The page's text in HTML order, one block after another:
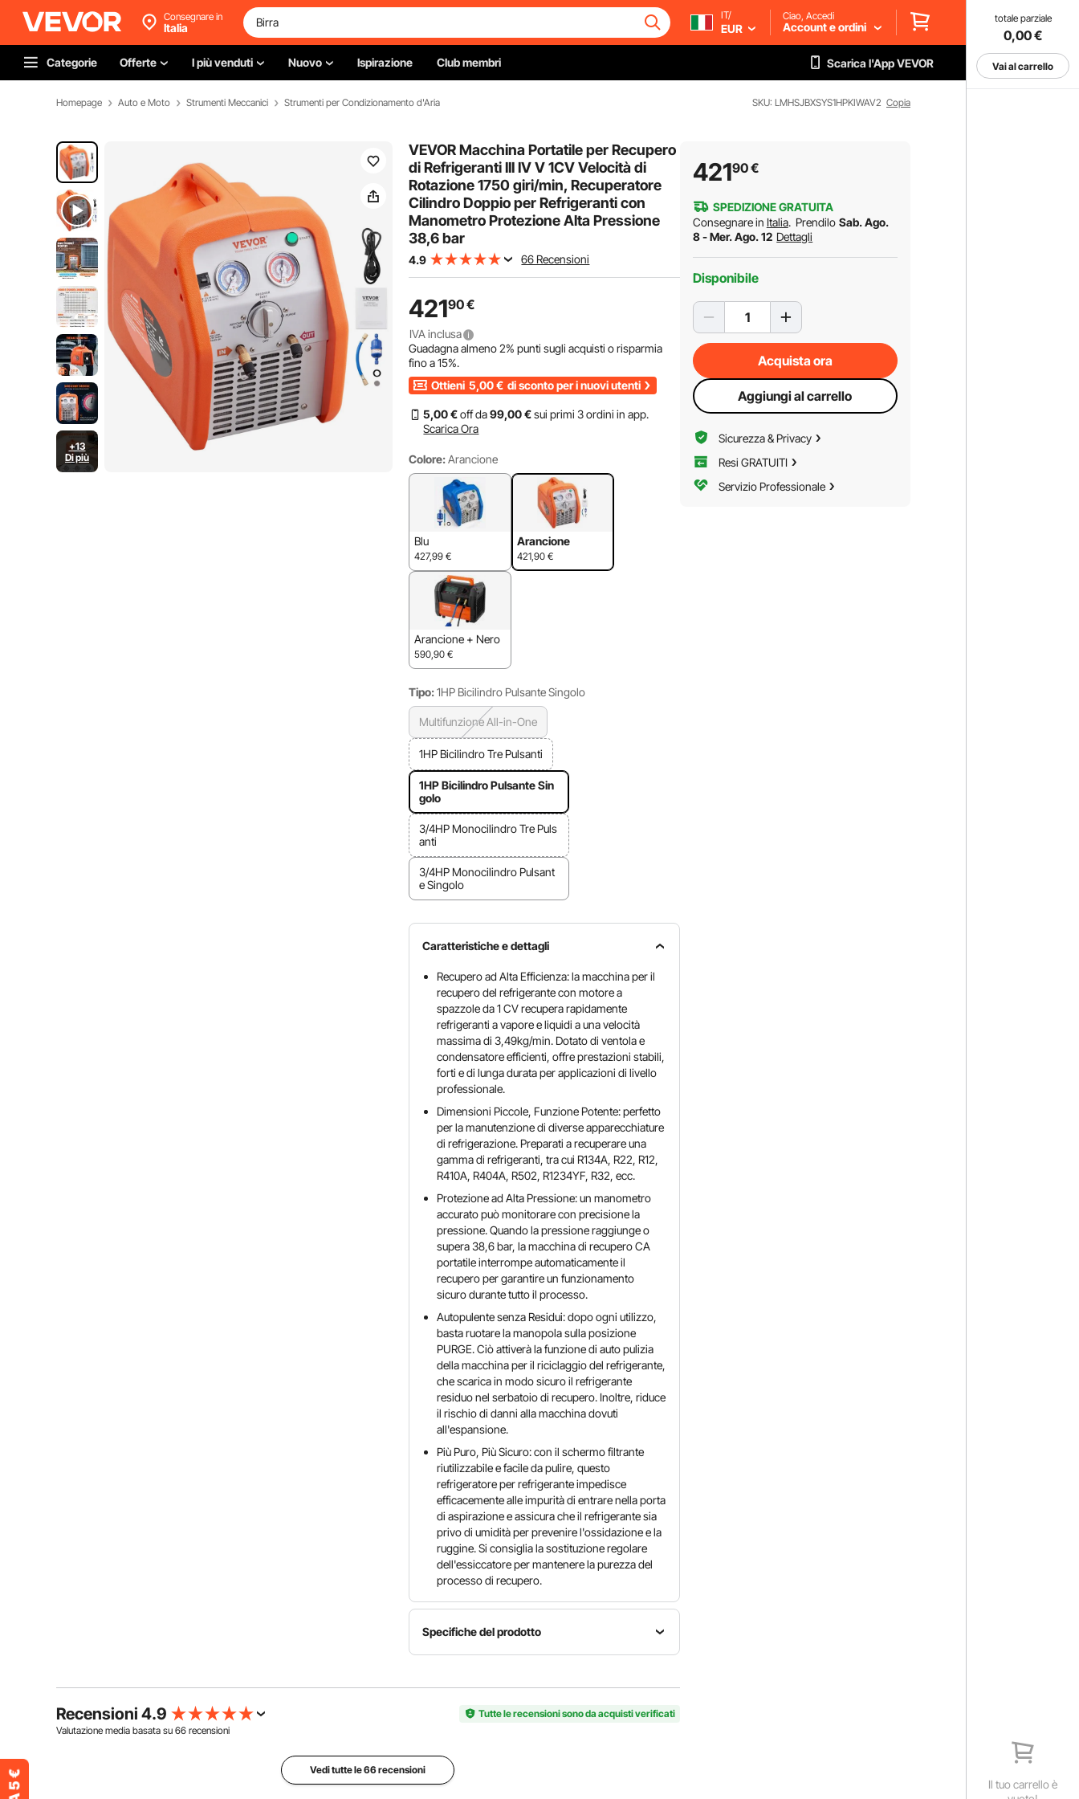
totale parziale
0,00€
Vai al carrello
Il tuo carrello è
Consegnare in
Italia
IT/
EUR
Ciao, Accedi
Account e ordini
Categorie Offerte I più venduti Nuovo Ispirazione Club membri Scarica l'App VEVOR
Homepage Auto e Moto Strumenti Meccanici Strumenti per Condizionamento d'Aria SKU: LMHSJBXSYS1HPKIWAV2 Copia
+13
Di più
VEVOR Macchina Portatile per Recupero
di Refrigeranti III IV V 1CV Velocità di
Rotazione 1750 giri/min, Recuperatore
Cilindro Doppio per Refrigeranti con
Manometro Protezione Alta Pressione
38,6 bar
4.9 66 Recensioni
42190€
IVA inclusa
Guadagna almeno2% punti sugli acquisti o risparmia
fino a15%.
Ottieni 5,00 € di sconto per i nuovi utenti
5,00 €off da99,00 €sui primi 3 ordini in app.
Scarica Ora
Colore: Arancione
Blu
427,99 €
Arancione
421,90 €
Arancione + Nero
590,90 €
Tipo: 1HP Bicilindro Pulsante Singolo
Multifunzione All-in-One
1HP Bicilindro Tre Pulsanti
1HP Bicilindro Pulsante Sin
golo
3/4HP Monocilindro Tre Puls
anti
3/4HP Monocilindro Pulsant
e Singolo
Caratteristiche e dettagli
Recupero ad Alta Efficienza: la macchina per il
recupero del refrigerante con motore a
spazzole da 1 CV recupera rapidamente
refrigeranti a vapore e liquidi a una velocità
massima di 3,49kg/min. Dotato di ventola e
condensatore efficienti, offre prestazioni stabili,
forti e di lunga durata per applicazioni di livello
professionale.
Dimensioni Piccole, Funzione Potente: perfetto
per la manutenzione di diverse apparecchiature
di refrigerazione. Preparati a recuperare una
gamma di refrigeranti, tra cui R134A, R22, R12,
R410A, R404A, R502, R1234YF, R32, ecc.
Protezione ad Alta Pressione: un manometro
accurato può monitorare con precisione la
pressione. Quando la pressione raggiunge o
supera 38,6 bar, la macchina di recupero CA
portatile interrompe automaticamente il
recupero per garantire un funzionamento
sicuro durante tutto il processo.
Autopulente senza Residui: dopo ogni utilizzo,
basta ruotare la manopola sulla posizione
PURGE. Ciò attiverà la funzione di auto pulizia
della macchina per il riciclaggio del refrigerante,
che scarica in modo sicuro il refrigerante
residuo nel serbatoio di recupero. Inoltre, riduce
il rischio di danni alla macchina dovuti
all'espansione.
Più Puro, Più Sicuro: con il schermo filtrante
riutilizzabile e facile da pulire, questo
refrigeratore per refrigerante impedisce
efficacemente alle impurità di entrare nella porta
di aspirazione e assicura che il refrigerante sia
privo di umidità per prevenire l'ossidazione e la
ruggine. Si consiglia la sostituzione regolare
dell'essiccatore per mantenere la purezza del
processo di recupero.
Specifiche del prodotto
del
40 x 25 x
Peso
14 kg
Potenza
1 CV
Voltaggio
Recensioni 4.9
Tutte le recensioni sono da acquisti verificati
Valutazione media basata su 66 recensioni
Vedi tutte le 66 recensioni
42190€
SPEDIZIONE GRATUITA
Consegnare in Italia. Prendilo Sab. Ago.
8 - Mer. Ago. 12 Dettagli
Disponibile
Acquista ora
Aggiungi al carrello
Sicurezza & Privacy
Resi GRATUITI
Servizio Professionale